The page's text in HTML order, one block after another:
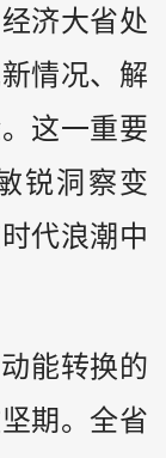
济大省处
情况、解
这一重要
锐洞察变
代浪潮中
能转换的
期。全省